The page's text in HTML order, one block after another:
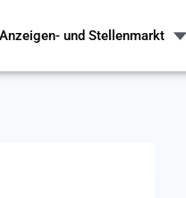
Anzeigen- und Stellenmarkt